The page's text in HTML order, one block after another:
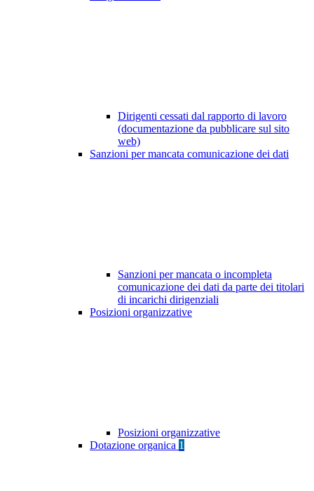
Dirigenti cessati dal rapporto di lavoro
(documentazione da pubblicare sul sito
web)
Sanzioni per mancata comunicazione dei dati
Sanzioni per mancata o incompleta
comunicazione dei dati da parte dei titolari
di incarichi dirigenziali
Posizioni organizzative
Posizioni organizzative
Dotazione organica 1